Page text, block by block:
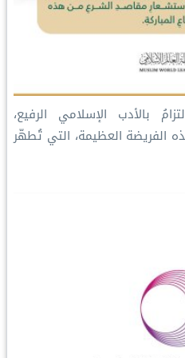
بالأدب الإسلامي الرفيع،
الفريضة العظيمة، التي تُطهّر